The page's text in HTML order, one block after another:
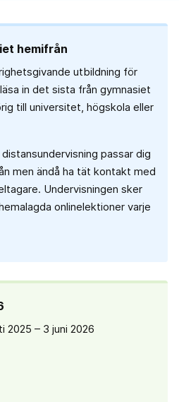
hemifrån
utbildning för
in det sista från gymnasiet
till universitet, högskola eller
passar dig
men ändå ha tät kontakt med
Undervisningen sker
onlinelektioner varje
2025 – 3 juni 2026